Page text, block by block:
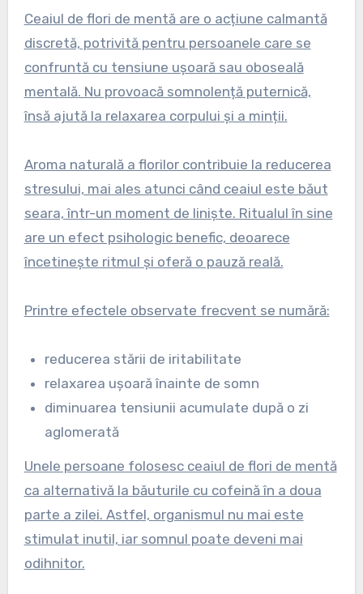
Ceaiul de flori de mentă are o acțiune calmantă
discretă, potrivită pentru persoanele care se
confruntă cu tensiune ușoară sau oboseală
mentală. Nu provoacă somnolență puternică,
însă ajută la relaxarea corpului și a minții.
Aroma naturală a florilor contribuie la reducerea
stresului, mai ales atunci când ceaiul este băut
seara, într-un moment de liniște. Ritualul în sine
are un efect psihologic benefic, deoarece
încetinește ritmul și oferă o pauză reală.
Printre efectele observate frecvent se numără:
reducerea stării de iritabilitate
relaxarea ușoară înainte de somn
diminuarea tensiunii acumulate după o zi
aglomerată
Unele persoane folosesc ceaiul de flori de mentă
ca alternativă la băuturile cu cofeină în a doua
parte a zilei. Astfel, organismul nu mai este
stimulat inutil, iar somnul poate deveni mai
odihnitor.